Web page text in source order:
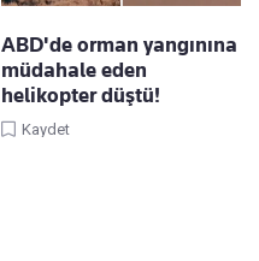
ABD'de orman yangınına
müdahale eden
helikopter düştü!
Kaydet